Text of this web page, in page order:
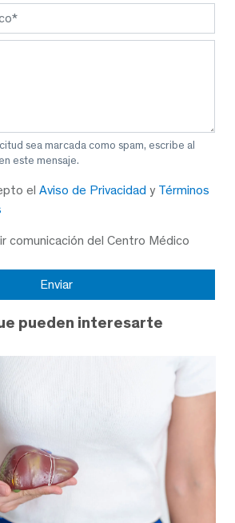
sea marcada como spam, escribe al
este mensaje.
el Aviso de Privacidad y Términos
comunicación del Centro Médico
pueden interesarte